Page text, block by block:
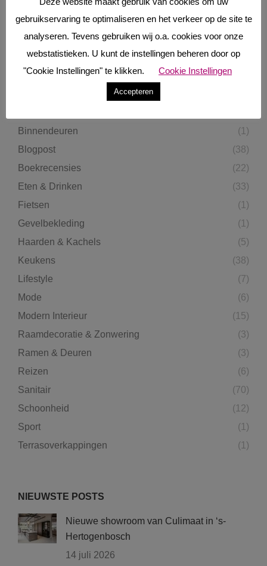
ONDERWERPEN
Autotests
(9)
Bedden
Binnendeuren
(1)
Blogpost
(38)
Boekrecensies
(22)
Eten & Drinken
(33)
Fietsen
(1)
Gevelbekleding
(1)
Haarden & Kachels
(5)
Keukens
(38)
Lifestyle
(7)
Mode
(6)
Modern Interieur
(15)
Raamdecoratie & Zonwering
(3)
Ramen & Deuren
(3)
Reizen
(6)
Sanitair
(70)
Schoonheid
(12)
Sport
(1)
Terrasoverkappingen
(1)
NIEUWSTE POSTS
Nieuwe showroom van Culimaat in ‘s-
Hertogenbosch
14 juli 2026
gebruikservaring te optimaliseren en het verkeer op de site te
analyseren. Tevens gebruiken wij o.a. cookies voor onze
webstatistieken. U kunt de instellingen beheren door op
"Cookie Instellingen" te klikken.
Cookie Instellingen
Accepteren